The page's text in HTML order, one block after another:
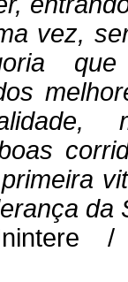
vez,
da